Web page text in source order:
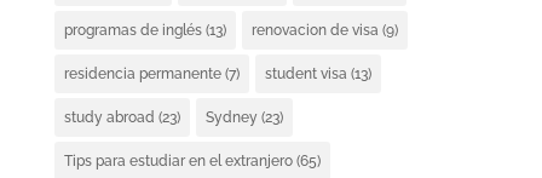
programas de inglés(13) renovacion de visa (9)
residencia permanente(7) student visa (13)
study abroad (23) Sydney (23)
Tips para estudiar en el extranjero(65)